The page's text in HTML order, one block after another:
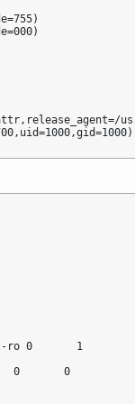
ro 0       1
0       0